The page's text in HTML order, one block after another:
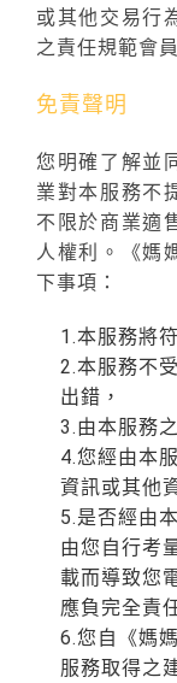
或其他交易行
之責任規範會
免責聲明
您明確了解並
業對本服務不
不限於商業適
人權利。《媽
下事項：
1.本服務將
2.本服務不
出錯，
3.由本服務
4.您經由本
資訊或其他
5.是否經由
由您自行考
載而導致您
應負完全責
6.您自《媽
服務取得之